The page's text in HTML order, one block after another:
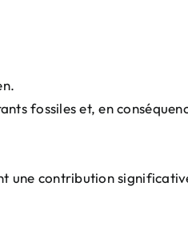
fossiles et, en
une contribution